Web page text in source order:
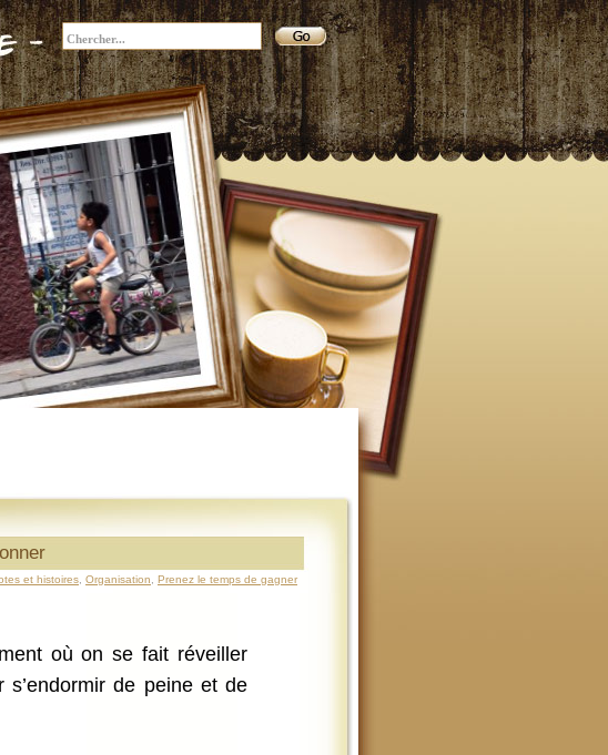
et histoires Organisation
Prenez le temps de gagner
où on se fait réveiller
de peine et de